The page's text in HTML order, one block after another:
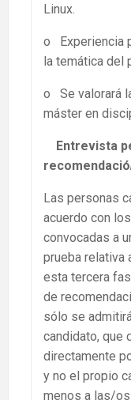
Linux.
o Experiencia
la temática del
o Se valorará
máster en
Entrevista
recomendació
Las personas
acuerdo con
convocadas a
prueba relativa
esta tercera
de
sólo se
candidato, que
directamente
y no el propio
menos a las/